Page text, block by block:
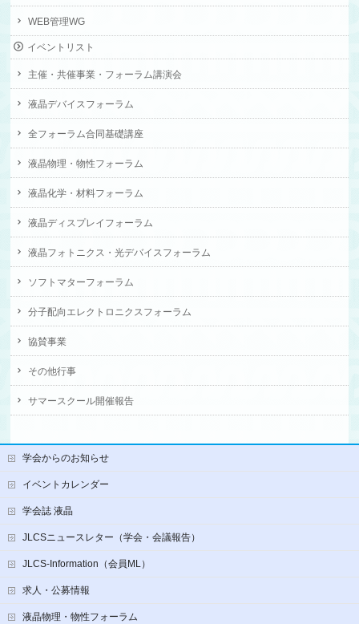
WEB管理WG
イベントリスト
主催・共催事業・フォーラム講演会
液晶デバイスフォーラム
全フォーラム合同基礎講座
液晶物理・物性フォーラム
液晶化学・材料フォーラム
液晶ディスプレイフォーラム
液晶フォトニクス・光デバイスフォーラム
ソフトマターフォーラム
分子配向エレクトロニクスフォーラム
協賛事業
その他行事
サマースクール開催報告
学会からのお知らせ
イベントカレンダー
学会誌 液晶
JLCSニュースレター（学会・会議報告）
JLCS-Information（会員ML）
求人・公募情報
液晶物理・物性フォーラム